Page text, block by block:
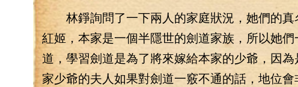
林錚詢問了一下兩人的家庭狀況，她們的真
紅姬，本家是一個半隱世的劍道家族，所以她
道，學習劍道是為了將來嫁給本家的少爺，因
家少爺的夫人如果對劍道一竅不通的話，地位